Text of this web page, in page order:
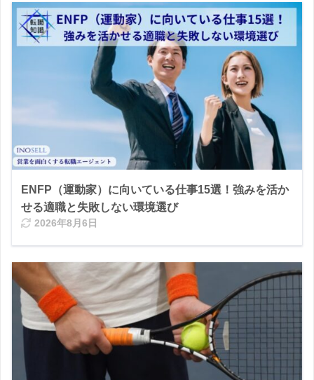
ENFP（運動家）に向いている仕事15選！強みを活か
せる適職と失敗しない環境選び
2026年8月6日